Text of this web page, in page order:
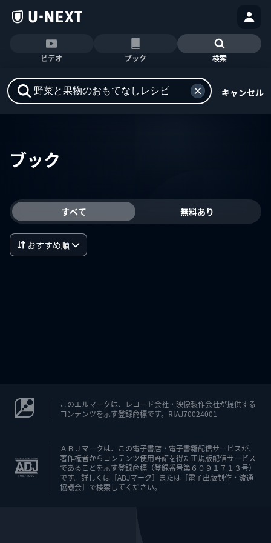
ビデオ ブック 検索
キャンセル
ブック
すべて 無料あり
おすすめ順
このエルマークは、レコード会社・映像製作会社が提供する
コンテンツを示す登録商標です。RIAJ70024001
ＡＢＪマークは、この電子書店・電子書籍配信サービスが、
著作権者からコンテンツ使用許諾を得た正規版配信サービス
であることを示す登録商標（登録番号第６０９１７１３号）
です。詳しくは［ABJマーク］または［電子出版制作・流通
協議会］で検索してください。